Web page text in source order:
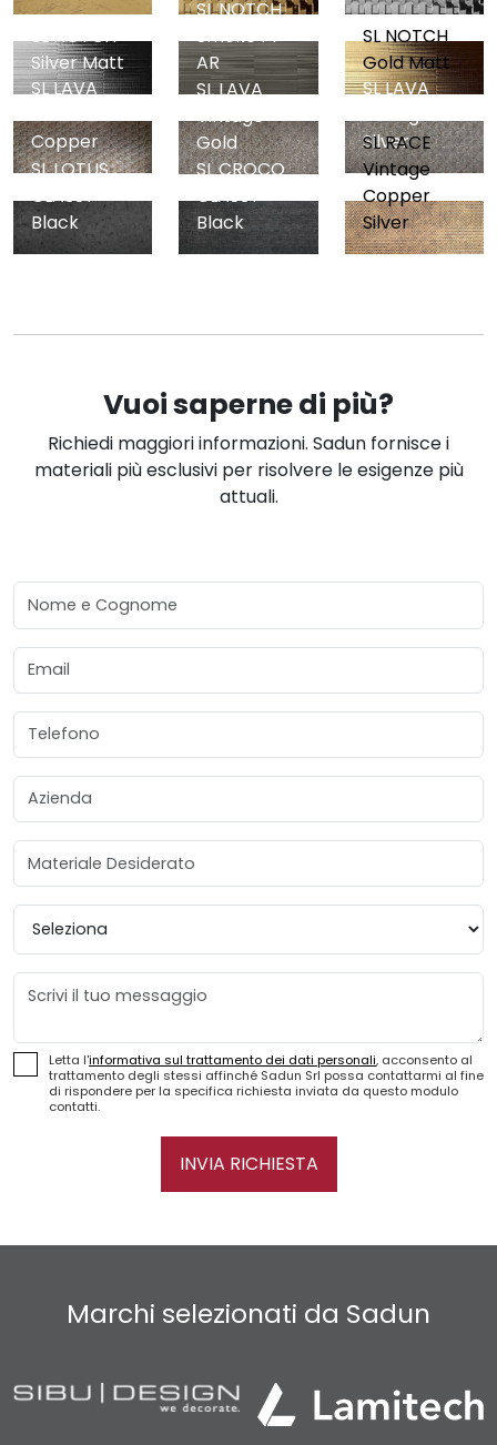
SL NOTCH
Silver Matt
SL NOTCH
Smoke PF
AR
SL NOTCH
Gold Matt
SL LAVA
VINTAGE
Copper
SL LAVA
Vintage
Gold
SL LAVA
Vintage
Silver
SL LOTUS
CLASSY
Black
SL CROCO
CLASSY
Black
SL RACE
Vintage
Copper
Silver
Vuoi saperne di più?
Richiedi maggiori informazioni. Sadun fornisce i
materiali più esclusivi per risolvere le esigenze più
attuali.
Nome e Cognome
Email
Telefono
Azienda
Materiale Desiderato
Provincia
Messaggio
Letta l'informativa sul trattamento dei dati personali, acconsento al
trattamento degli stessi affinché Sadun Srl possa contattarmi al fine
di rispondere per la specifica richiesta inviata da questo modulo
contatti.
INVIA RICHIESTA
Marchi selezionati da Sadun